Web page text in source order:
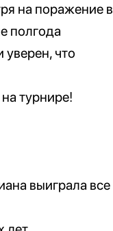
на поражение в
полгода
что
турнире!
выиграла все